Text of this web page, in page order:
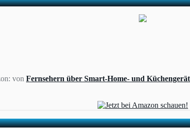
von Fernsehern über Smart-Home- und